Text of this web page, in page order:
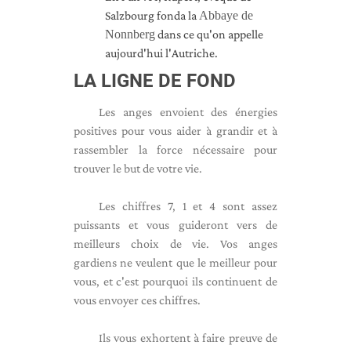
Salzbourg fonda la Abbaye de
Nonnbergdans ce qu'on appelle
aujourd'hui l'Autriche.
LA LIGNE DE FOND
Les anges envoient des énergies
positives pour vous aider à grandir et à
rassembler la force nécessaire pour
trouver le but de votre vie.
Les chiffres 7, 1 et 4 sont assez
puissants et vous guideront vers de
meilleurs choix de vie. Vos anges
gardiens ne veulent que le meilleur pour
vous, et c'est pourquoi ils continuent de
vous envoyer ces chiffres.
Ils vous exhortent à faire preuve de